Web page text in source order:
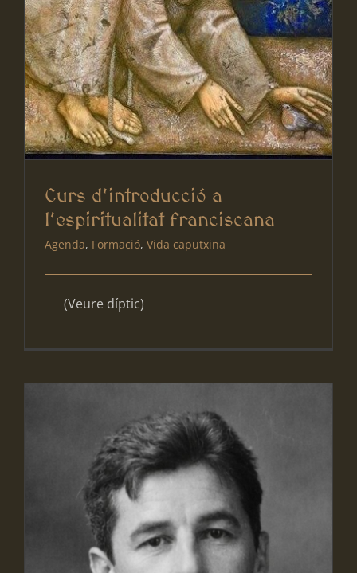
Curs d’introducció a
l’espiritualitat franciscana
Agenda, Formació, Vida caputxina
(Veure díptic)